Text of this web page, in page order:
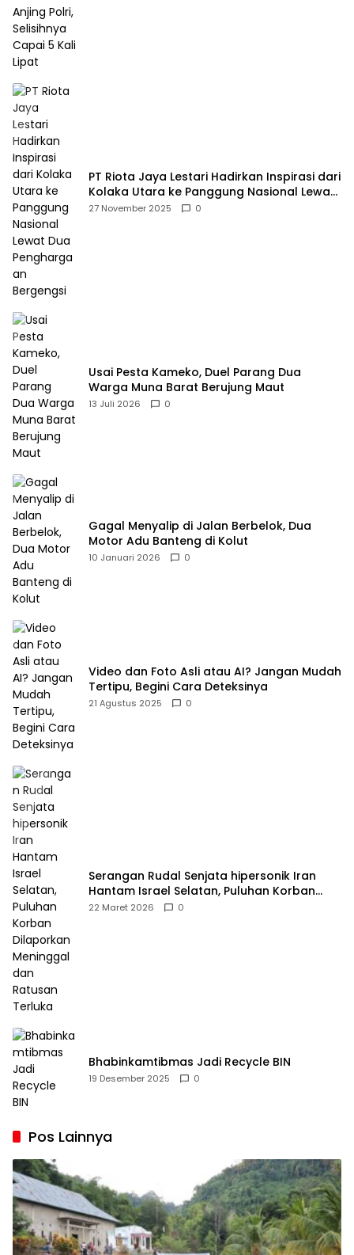
PT Riota Jaya Lestari Hadirkan Inspirasi dari
Kolaka Utara ke Panggung Nasional Lewat
Dua Penghargaan Bergengsi
27 November 2025 0
Usai Pesta Kameko, Duel Parang Dua
Warga Muna Barat Berujung Maut
13 Juli 2026 0
Gagal Menyalip di Jalan Berbelok, Dua
Motor Adu Banteng di Kolut
10 Januari 2026 0
Video dan Foto Asli atau AI? Jangan Mudah
Tertipu, Begini Cara Deteksinya
21 Agustus 2025 0
Serangan Rudal Senjata hipersonik Iran
Hantam Israel Selatan, Puluhan Korban
Dilaporkan Meninggal dan Ratusan Terluka
22 Maret 2026 0
Bhabinkamtibmas Jadi Recycle BIN
19 Desember 2025 0
Pos Lainnya